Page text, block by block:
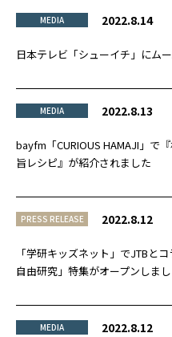
MEDIA 2022.8.14
日本テレビ「シューイチ」にム
MEDIA 2022.8.13
bayfm「CURIOUS HAMAJI」で
旨レシピ』が紹介されました
PRESS RELEASE 2022.8.12
「学研キッズネット」でJTBと
自由研究」特集がオープンしま
MEDIA 2022.8.12